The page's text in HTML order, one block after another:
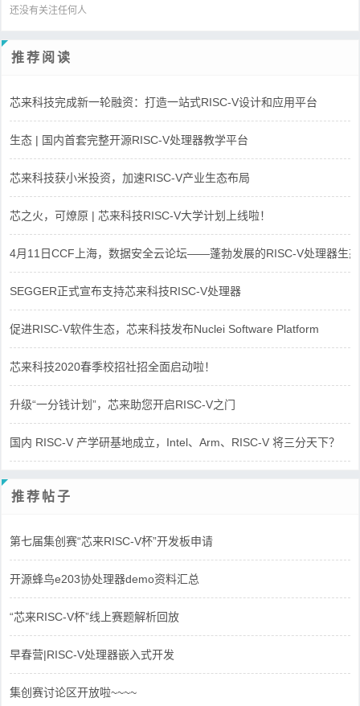
还没有关注任何人
推荐阅读
芯来科技完成新一轮融资：打造一站式RISC-V设计和应用平台
生态 | 国内首套完整开源RISC-V处理器教学平台
芯来科技获小米投资，加速RISC-V产业生态布局
芯之火，可燎原 | 芯来科技RISC-V大学计划上线啦！
4月11日CCF上海，数据安全云论坛——蓬勃发展的RISC-V处理器生态
SEGGER正式宣布支持芯来科技RISC-V处理器
促进RISC-V软件生态，芯来科技发布Nuclei Software Platform
芯来科技2020春季校招社招全面启动啦！
升级“一分钱计划”，芯来助您开启RISC-V之门
国内 RISC-V 产学研基地成立，Intel、Arm、RISC-V 将三分天下？
推荐帖子
第七届集创赛“芯来RISC-V杯”开发板申请
开源蜂鸟e203协处理器demo资料汇总
“芯来RISC-V杯”线上赛题解析回放
早春营|RISC-V处理器嵌入式开发
集创赛讨论区开放啦~~~~